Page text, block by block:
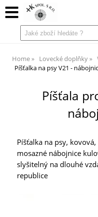
Home Lovecké doplňky
Píšťalka na psy V21 -
Píšťala
Píšťalka na psy,
mosazné nábojnice
slyšitelný na dlouhé
republice